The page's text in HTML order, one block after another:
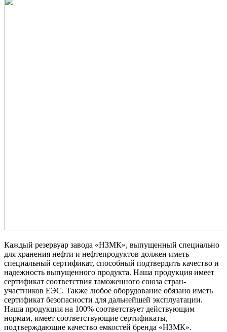
Каждый резервуар завода «НЗМК», выпущенный специально
для хранения нефти и нефтепродуктов должен иметь
специальный сертификат, способный подтвердить качество и
надежность выпущенного продукта. Наша продукция имеет
сертификат соответствия таможенного союза стран-
участников ЕЭС. Также любое оборудование обязано иметь
сертификат безопасности для дальнейшей эксплуатации.
Наша продукция на 100% соответствует действующим
нормам, имеет соответствующие сертификаты,
подтверждающие качество емкостей бренда «НЗМК».